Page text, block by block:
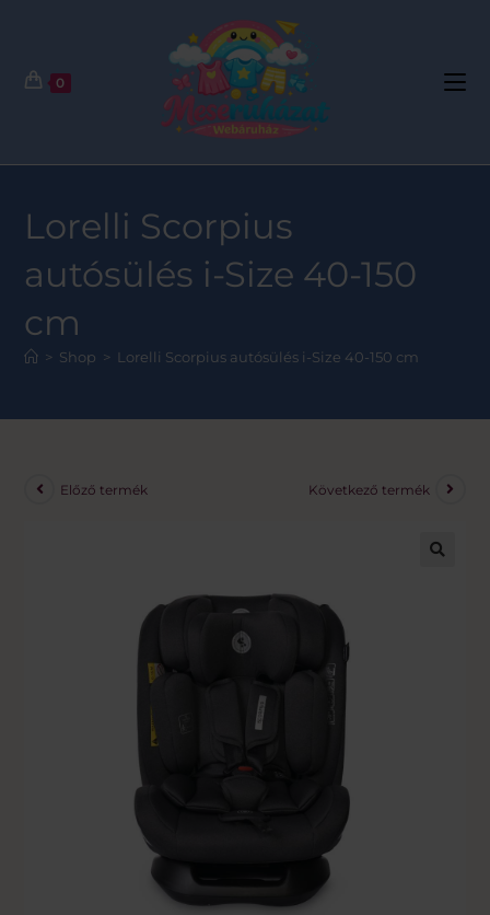
0
Lorelli Scorpius
autósülés i-Size 40-150
cm
> Shop > Lorelli Scorpius autósülés i-Size 40-150 cm
Előző termék Következő termék